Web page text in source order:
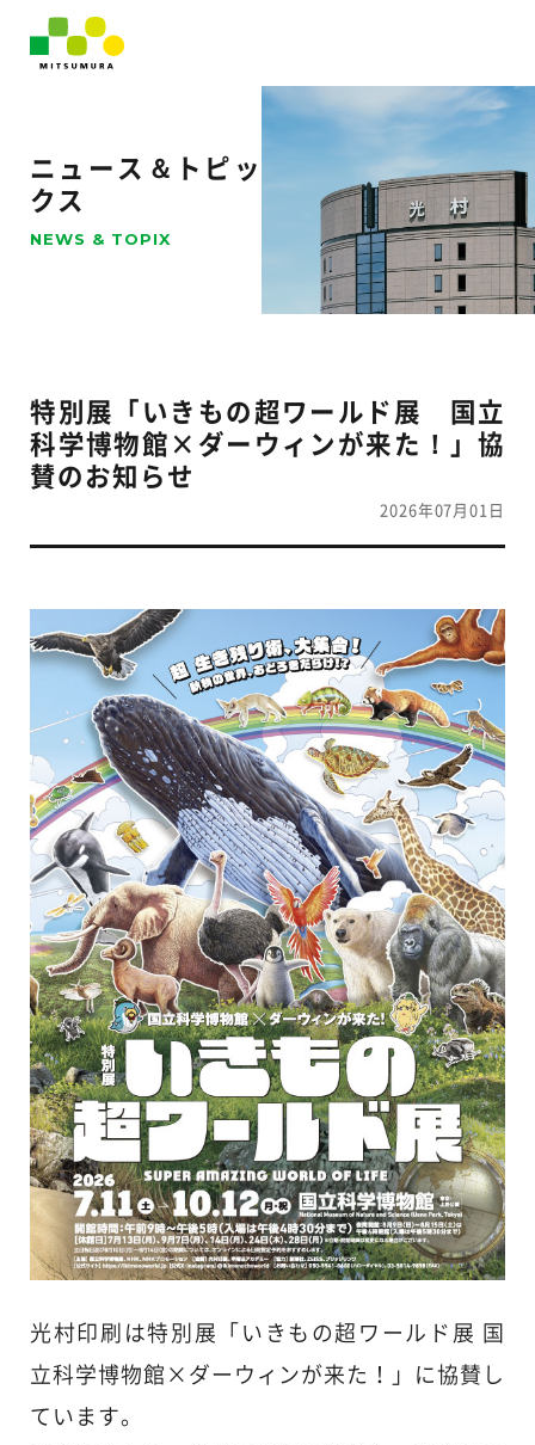
ニュース＆トピッ
クス
NEWS & TOPIX
特別展「いきもの超ワールド展 国立
科学博物館×ダーウィンが来た！」協
賛のお知らせ
2026年07月01日
光村印刷は特別展「いきもの超ワールド展 国
立科学博物館×ダーウィンが来た！」に協賛し
ています。